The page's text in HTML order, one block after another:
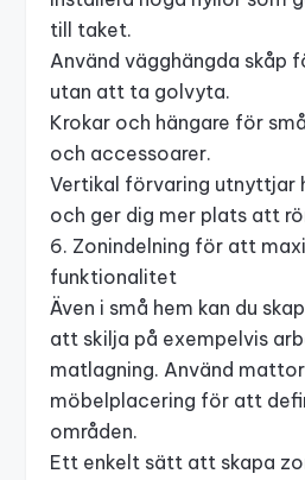
till taket.
Använd vägghängda skåp
utan att ta golvyta.
Krokar och hängare för
och accessoarer.
Vertikal förvaring utnyttjar
och ger dig mer plats att
6. Zonindelning för att
funktionalitet
Även i små hem kan du
att skilja på exempelvis
matlagning. Använd
möbelplacering för att
områden.
Ett enkelt sätt att skapa